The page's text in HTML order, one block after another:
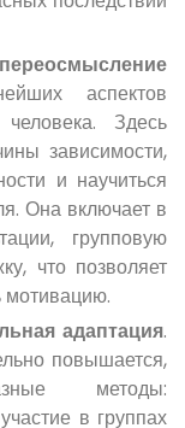
аспектов
Здесь
зависимости,
и научиться
Она включает в
групповую
что позволяет
мотивацию.
адаптация.
повышается,
методы:
в группах